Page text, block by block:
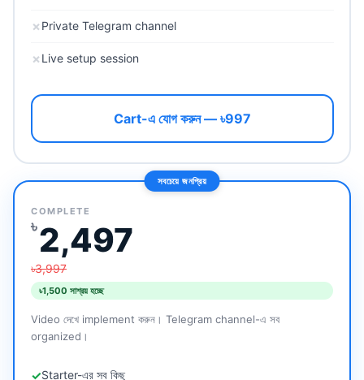
✗Private Telegram channel
✗Live setup session
Cart-এ যোগ করুন — ৳997
সবচেয়ে জনপ্রিয়
COMPLETE
৳2,497
৳3,997
৳1,500 সাশ্রয় হচ্ছে
Video দেখে implement করুন। Telegram channel-এ সব
organized।
✓Starter-এর সব কিছু